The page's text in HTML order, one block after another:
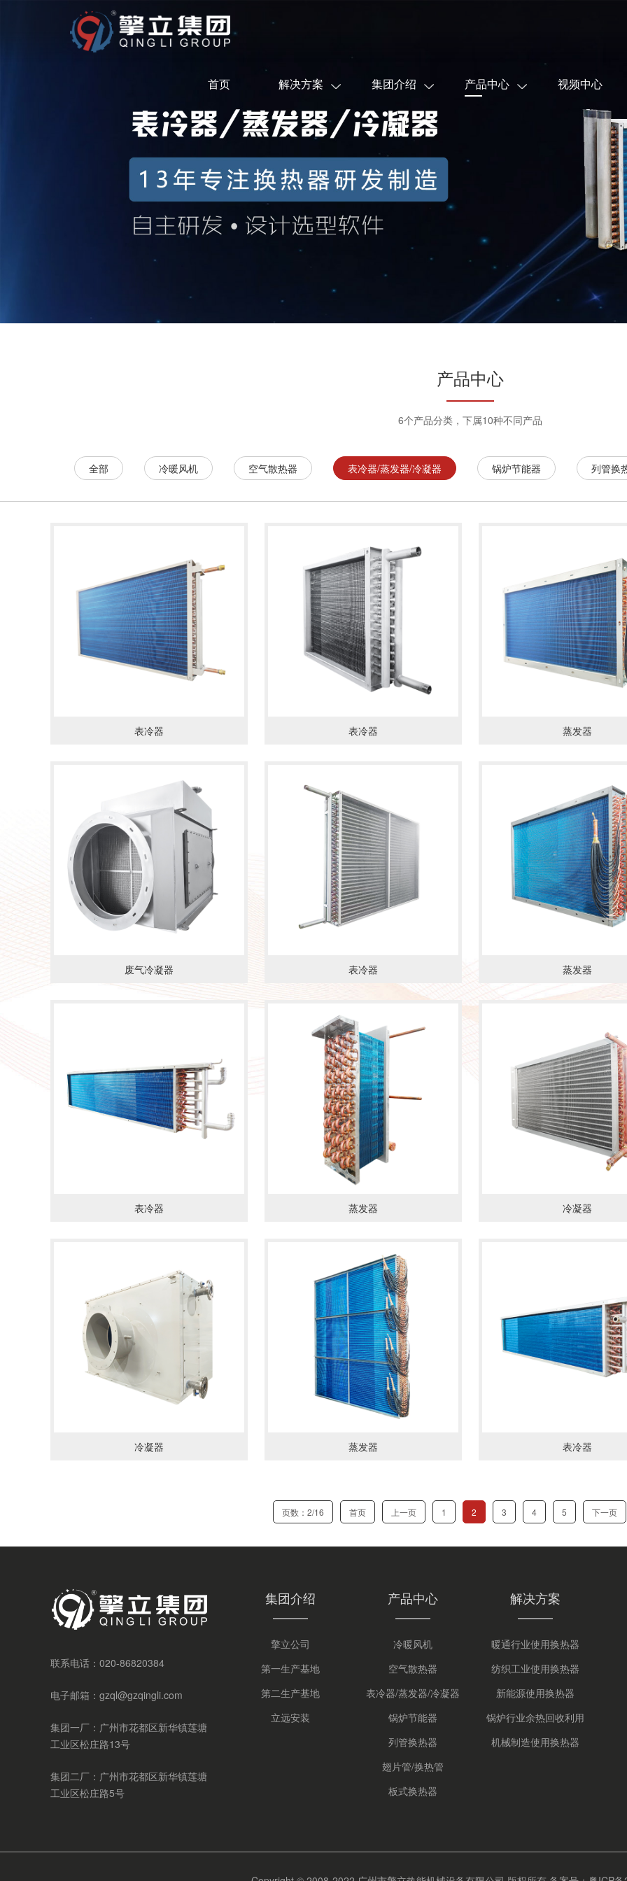
首页 解决方案 集团介绍 产品中心 视频中心
产品中心
6个产品分类，下属10种不同产品
全部 冷暖风机 空气散热器 表冷器/蒸发器/冷凝器 锅炉节能器 列管换
表冷器
了解详情
表冷器
了解详情
蒸发器
了解详情
废气冷凝器
了解详情
表冷器 蒸发器
了解详情
表冷器
了解详情
蒸发器 冷凝器
了解详情
冷凝器
了解详情
蒸发器 表冷器
了解详情
页数：2/16 首页 上一页 1 2 3 4 5 下一页
联系电话： 020-86820384
电子邮箱： gzql@gzqingli.com
集团一厂：广州市花都区新华镇莲塘
工业区松庄路13号
集团二厂：广州市花都区新华镇莲塘
工业区松庄路5号
集团介绍
擎立公司
第一生产基地
第二生产基地
立远安装
产品中心
冷暖风机
空气散热器
表冷器/蒸发器/冷凝器
锅炉节能器
列管换热器
翅片管/换热管
板式换热器
解决方案
暖通行业使用换热器
纺织工业使用换热器
新能源使用换热器
锅炉行业余热回收利用
机械制造使用换热器